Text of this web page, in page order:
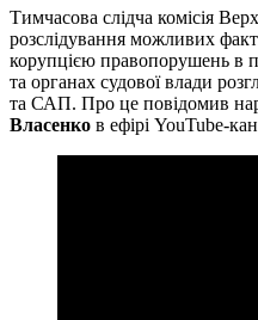
Тимчасова слідча комісія
розслідування можливих
корупцією правопорушень в
та органах судової влади
та САП. Про це повідомив
Власенко в ефірі YouTube-